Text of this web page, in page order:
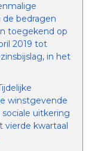
bedragen
toegekend op
2019 tot
in het
winstgevende
uitkering
vierde kwartaal